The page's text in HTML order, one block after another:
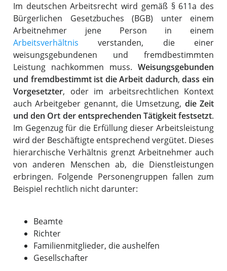
Im deutschen Arbeitsrecht wird gemäß § 611a des
Bürgerlichen Gesetzbuches (BGB) unter einem
Arbeitnehmer jene Person in einem
Arbeitsverhältnis verstanden, die einer
weisungsgebundenen und fremdbestimmten
Leistung nachkommen muss. Weisungsgebunden
und fremdbestimmt ist die Arbeit dadurch,dass ein
Vorgesetzter, oder im arbeitsrechtlichen Kontext
auch Arbeitgeber genannt, die Umsetzung, die Zeit
und den Ort der entsprechenden Tätigkeit festsetzt.
Im Gegenzug für die Erfüllung dieser Arbeitsleistung
wird der Beschäftigte entsprechend vergütet. Dieses
hierarchische Verhältnis grenzt Arbeitnehmer auch
von anderen Menschen ab, die Dienstleistungen
erbringen. Folgende Personengruppen fallen zum
Beispiel rechtlich nicht darunter:
Beamte
Richter
Familienmitglieder, die aushelfen
Gesellschafter